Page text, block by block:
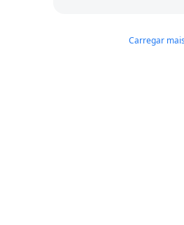
Carregar mais